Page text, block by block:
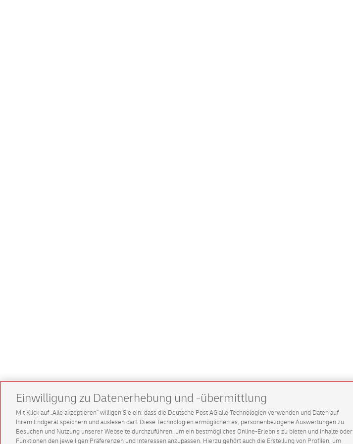
Einwilligung zu Datenerhebung und -übermittlung
Mit Klick auf „Alle akzeptieren” willigen Sie ein, dass die Deutsche Post AG alle Technologien verwenden und Daten auf
Ihrem Endgerät speichern und auslesen darf. Diese Technologien ermöglichen es, personenbezogene Auswertungen zu
Besuchen und Nutzung unserer Webseite durchzuführen, um ein bestmögliches Online-Erlebnis zu bieten und Inhalte oder
Funktionen den jeweiligen Präferenzen und Interessen anzupassen. Hierzu gehört auch die Erstellung von Profilen, um